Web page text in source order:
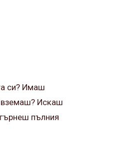
си? Имаш
вземаш? Искаш
пълния